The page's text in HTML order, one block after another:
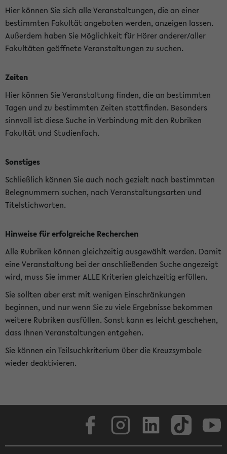
Hier können Sie sich alle Veranstaltungen, die an einer
bestimmten Fakultät angeboten werden, anzeigen lassen.
Außerdem haben Sie Möglichkeit für Hörer anderer/aller
Fakultäten geöffnete Veranstaltungen zu suchen.
Zeiten
Hier können Sie Veranstaltung finden, die an bestimmten
Tagen und zu bestimmten Zeiten stattfinden. Besonders
sinnvoll ist diese Suche in Verbindung mit den Rubriken
Fakultät und Studienfach.
Sonstiges
Schließlich können Sie auch noch gezielt nach bestimmten
Belegnummern suchen, nach Veranstaltungsarten und
Titelstichworten.
Hinweise für erfolgreiche Recherchen
Alle Rubriken können gleichzeitig ausgewählt werden. Damit
eine Veranstaltung bei der anschließenden Suche angezeigt
wird, muss Sie immer ALLE Kriterien gleichzeitig erfüllen.
Sie sollten aber erst mit wenigen Einschränkungen
beginnen, und nur wenn Sie zu viele Ergebnisse bekommen
weitere Rubriken ausfüllen. Sonst kann es leicht geschehen,
dass Ihnen Veranstaltungen entgehen.
Sie können ein Teilsuchkriterium über die Kreuzsymbole
wieder deaktivieren.